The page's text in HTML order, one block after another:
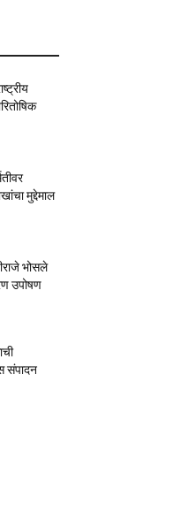
मुद्देमाल
भोसले
उपोषण
संपादन